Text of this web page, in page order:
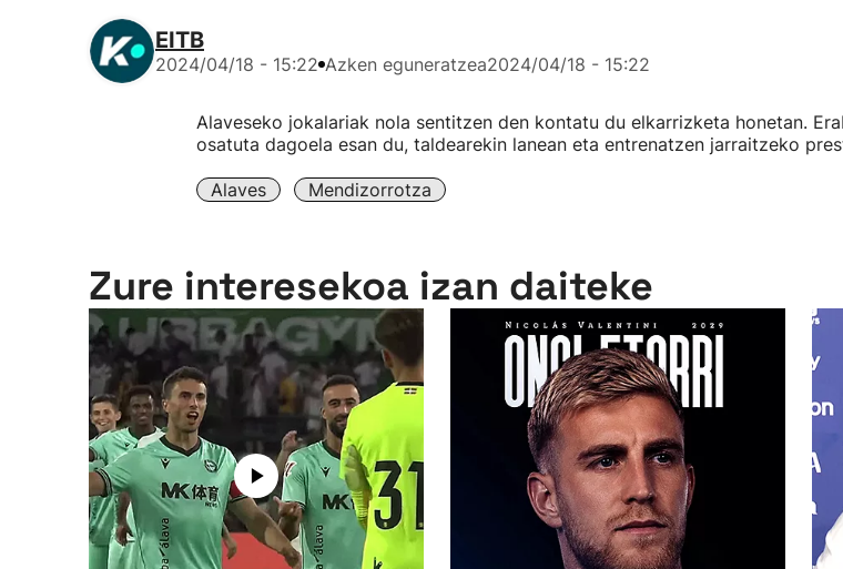
EITB
2024/04/18 - 15:22 Azken eguneratzea2024/04/18 - 15:22
Alaveseko jokalariak nola sentitzen den kontatu du elkarrizketa honetan.
osatuta dagoela esan du, taldearekin lanean eta entrenatzen jarraitzeko
Alaves Mendizorrotza
Zure interesekoa izan daiteke